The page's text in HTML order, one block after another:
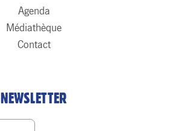
Agenda
Médiathèque
Contact
NEWSLETTER